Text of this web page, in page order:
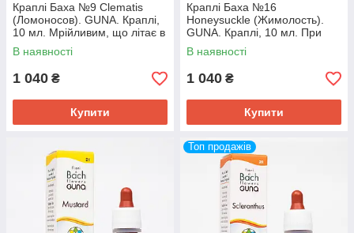
Краплі Баха №9 Clematis
(Ломоносов). GUNA. Краплі,
10 мл. Мрійливим, що літає в
хмарах. При сонливості
В наявності
1 040 ₴
Купити
Краплі Баха №16
Honeysuckle (Жимолость).
GUNA. Краплі, 10 мл. При
ностальгії і тузі. Життя
минулим
В наявності
1 040 ₴
Купити
Топ продажів